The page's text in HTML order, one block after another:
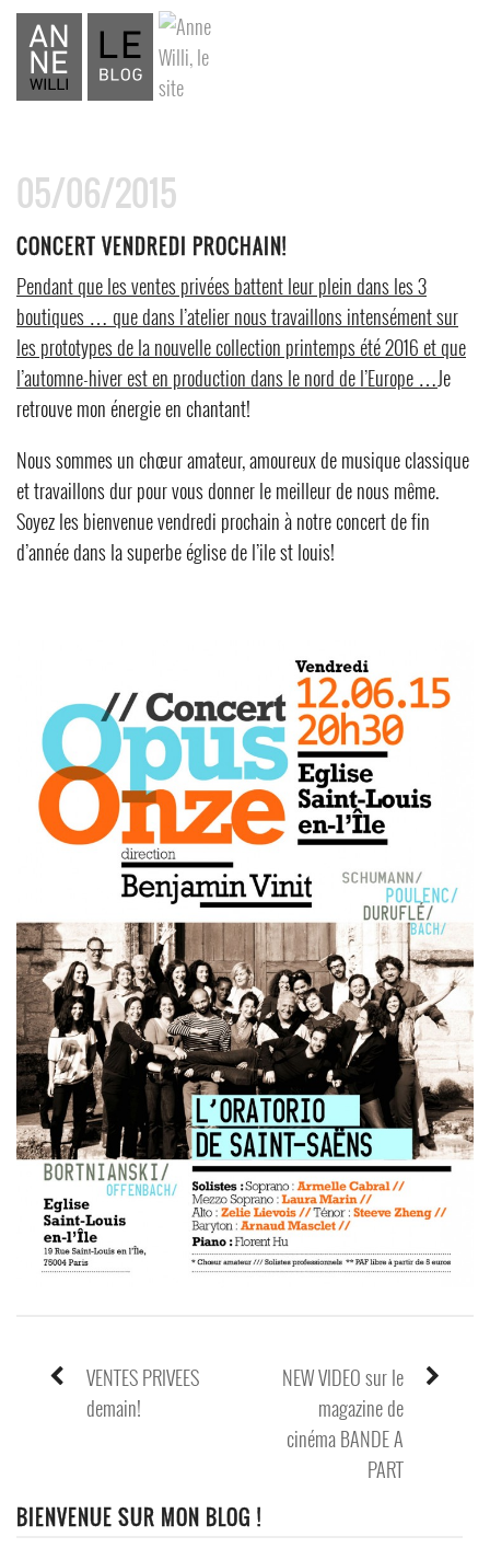
05/06/2015
CONCERT VENDREDI PROCHAIN!
Pendant que les ventes privées battent leur plein dans les 3
boutiques … que dans l’atelier nous travaillons intensément sur
les prototypes de la nouvelle collection printemps été 2016 et que
l’automne-hiver est en production dans le nord de l’Europe …Je
retrouve mon énergie en chantant!
Nous sommes un chœur amateur, amoureux de musique classique
et travaillons dur pour vous donner le meilleur de nous même.
Soyez les bienvenue vendredi prochain à notre concert de fin
d’année dans la superbe église de l’ile st louis!
POST
NAVIGATION
VENTES PRIVEES
demain!
NEW VIDEO sur le
magazine de
cinéma BANDE A
PART
BIENVENUE SUR MON BLOG !